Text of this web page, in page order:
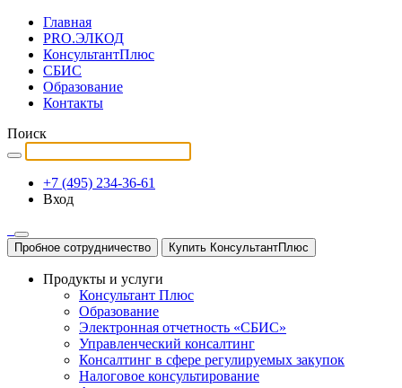
Главная
PRO.ЭЛКОД
КонсультантПлюс
СБИС
Образование
Контакты
Поиск
+7 (495) 234-36-61
Вход
Пробное сотрудничество Купить КонсультантПлюс
Продукты и услуги
Консультант Плюс
Образование
Электронная отчетность «СБИС»
Управленческий консалтинг
Консалтинг в сфере регулируемых закупок
Налоговое консультирование